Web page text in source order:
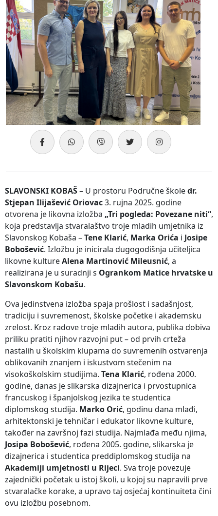
SLAVONSKI KOBAŠ– U prostoru Područne školedr.
Stjepan Ilijašević Oriovac3. rujna 2025. godine
otvorena je likovna izložba „Tri pogleda: Povezane niti“,
koja predstavlja stvaralaštvo troje mladih umjetnika iz
Slavonskog Kobaša –Tene Klarić, Marka Orića i Josipe
Bobošević. Izložbu je inicirala dugogodišnja učiteljica
likovne kultureAlena Martinović Mileusnić, a
realizirana je u suradnji s Ogrankom Matice hrvatske u
Slavonskom Kobašu.
Ova jedinstvena izložba spaja prošlost i sadašnjost,
tradiciju i suvremenost, školske početke i akademsku
zrelost. Kroz radove troje mladih autora, publika dobiva
priliku pratiti njihov razvojni put – od prvih crteža
nastalih u školskim klupama do suvremenih ostvarenja
oblikovanih znanjem i iskustvom stečenim na
visokoškolskim studijima. Tena Klarić, rođena 2000.
godine, danas je slikarska dizajnerica i prvostupnica
francuskog i španjolskog jezika te studentica
diplomskog studija. Marko Orić, godinu dana mlađi,
arhitektonski je tehničar i edukator likovne kulture,
također na završnoj fazi studija. Najmlađa među njima,
Josipa Bobošević, rođena 2005. godine, slikarska je
dizajnerica i studentica preddiplomskog studija na
Akademiji umjetnosti u Rijeci. Sva troje povezuje
zajednički početak u istoj školi, u kojoj su napravili prve
stvaralačke korake, a upravo taj osjećaj kontinuiteta čini
ovu izložbu posebnom.